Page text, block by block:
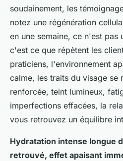
soudainement, les
notez une régénération
en une semaine, ce n'est pas
c'est ce que répètent les
praticiens, l'environnement
calme, les traits du visage se
renforcée, teint lumineux,
imperfections effacées, la
vous retrouvez un équilibre
Hydratation intense longue
retrouvé, effet apaisant